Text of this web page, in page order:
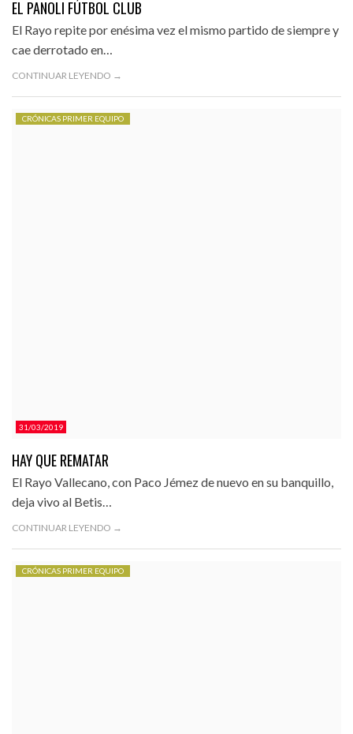
EL PANOLI FÚTBOL CLUB
El Rayo repite por enésima vez el mismo partido de siempre y
cae derrotado en…
CONTINUAR LEYENDO →
31/03/2019
CRÓNICAS PRIMER EQUIPO
HAY QUE REMATAR
El Rayo Vallecano, con Paco Jémez de nuevo en su banquillo,
deja vivo al Betis…
CONTINUAR LEYENDO →
CRÓNICAS PRIMER EQUIPO